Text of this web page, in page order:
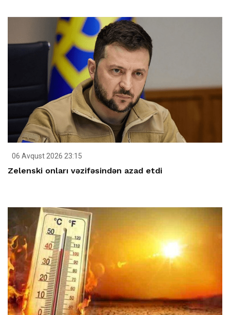
06 Avqust 2026 23:15
Zelenski onları vəzifəsindən azad etdi